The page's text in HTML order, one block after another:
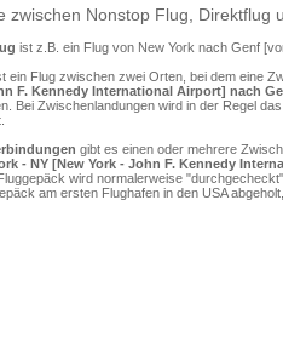
zwischen Nonstop Flug, Direktflug
ist z.B. ein Flug von New York nach Genf
ein Flug zwischen zwei Orten, bei dem eine
F. Kennedy International Airport] nach
Bei Zwischenlandungen wird in der Regel
gibt es einen oder mehrere
- NY [New York - John F. Kennedy
wird normalerweise
am ersten Flughafen in den USA